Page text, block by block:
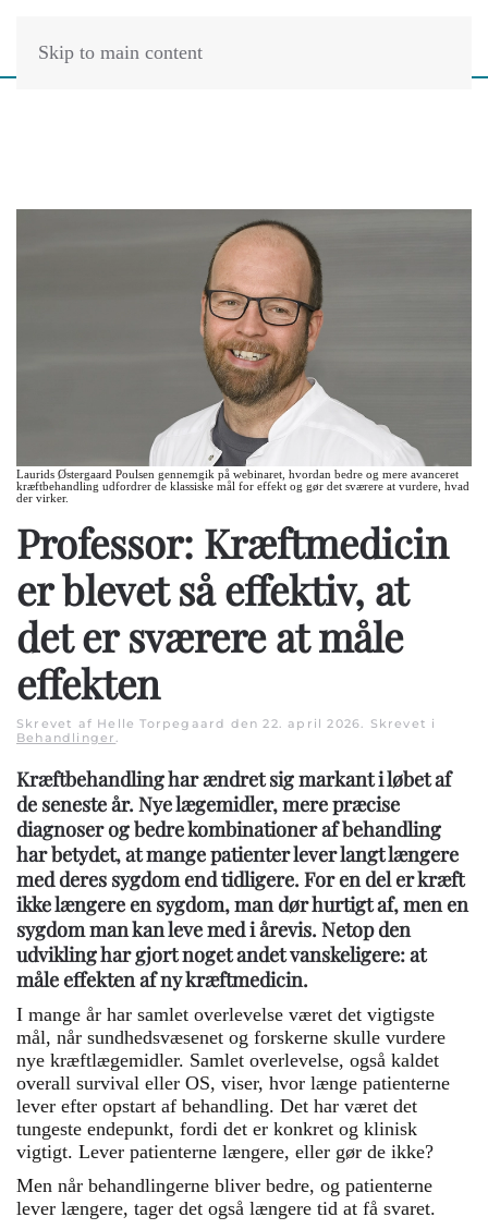
Skip to main content
Laurids Østergaard Poulsen gennemgik på webinaret, hvordan bedre og mere avanceret
kræftbehandling udfordrer de klassiske mål for effekt og gør det sværere at vurdere, hvad
der virker.
Professor: Kræftmedicin
er blevet så effektiv, at
det er sværere at måle
effekten
Skrevet af Helle Torpegaard den22. april 2026 . Skrevet i
Behandlinger
Kræftbehandling har ændret sig markant i løbet af
de seneste år. Nye lægemidler, mere præcise
diagnoser og bedre kombinationer af behandling
har betydet, at mange patienter lever langt længere
med deres sygdom end tidligere. For en del er kræft
ikke længere en sygdom, man dør hurtigt af, men en
sygdom man kan leve med i årevis. Netop den
udvikling har gjort noget andet vanskeligere: at
måle effekten af ny kræftmedicin.
I mange år har samlet overlevelse været det vigtigste
mål, når sundhedsvæsenet og forskerne skulle vurdere
nye kræftlægemidler. Samlet overlevelse, også kaldet
overall survival eller OS, viser, hvor længe patienterne
lever efter opstart af behandling. Det har været det
tungeste endepunkt, fordi det er konkret og klinisk
vigtigt. Lever patienterne længere, eller gør de ikke?
Men når behandlingerne bliver bedre, og patienterne
lever længere, tager det også længere tid at få svaret.